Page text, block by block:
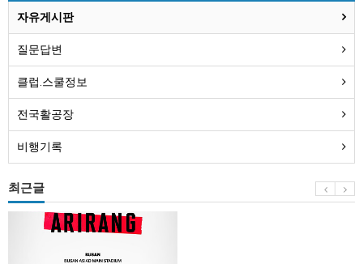
자유게시판
질문답변
클럽.스쿨정보
전국활공장
비행기록
최근글